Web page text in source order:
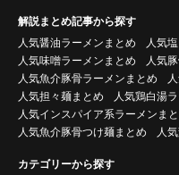
解説まとめ記事から探す
人気醤油ラーメンまとめ
人気
人気味噌ラーメンまとめ
人気
人気魚介豚骨ラーメンまとめ
人気担々麺まとめ
人気鶏白湯
人気インスパイア系ラーメンま
人気魚介豚骨つけ麺まとめ
人
カテゴリーから探す